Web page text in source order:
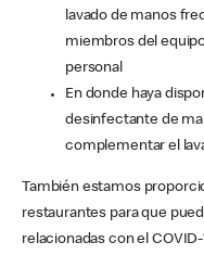
lavado de manos
miembros del
personal
En donde haya
desinfectante de
complementar el
También estamos
restaurantes para que
relacionadas con el